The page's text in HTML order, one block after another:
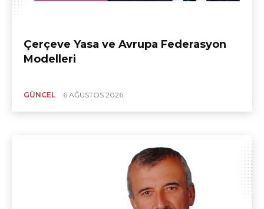
Çerçeve Yasa ve Avrupa Federasyon
Modelleri
GÜNCEL 6 AĞUSTOS 2026